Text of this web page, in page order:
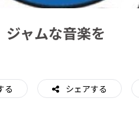
ジャムな音楽を
る シェアする